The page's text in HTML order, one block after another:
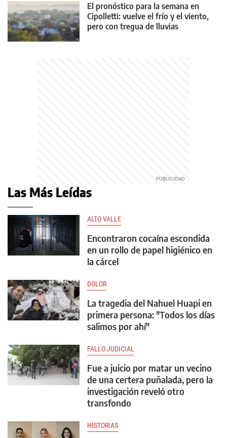
El pronóstico para la semana en
Cipolletti: vuelve el frío y el viento,
pero con tregua de lluvias
Las Más Leídas
ALTO VALLE
Encontraron cocaína escondida
en un rollo de papel higiénico en
la cárcel
DOLOR
La tragedia del Nahuel Huapi en
primera persona: "Todos los días
salimos por ahí"
FALLO JUDICIAL
Fue a juicio por matar un vecino
de una certera puñalada, pero la
investigación reveló otro
transfondo
HISTORIAS